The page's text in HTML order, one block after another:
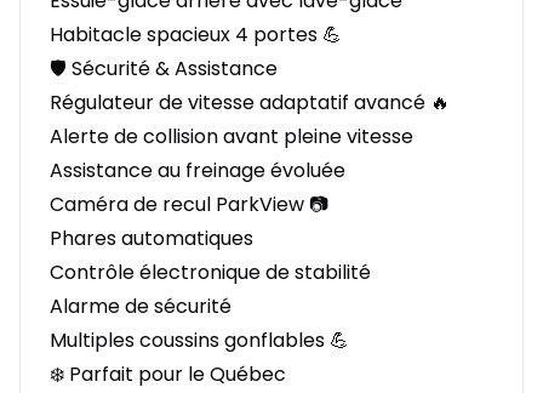
Habitacle spacieux 4 portes 💪
🛡️ Sécurité & Assistance
Régulateur de vitesse adaptatif avancé 🔥
Alerte de collision avant pleine vitesse
Assistance au freinage évoluée
Caméra de recul ParkView 📷
Phares automatiques
Contrôle électronique de stabilité
Alarme de sécurité
Multiples coussins gonflables 💪
❄️ Parfait pour le Québec